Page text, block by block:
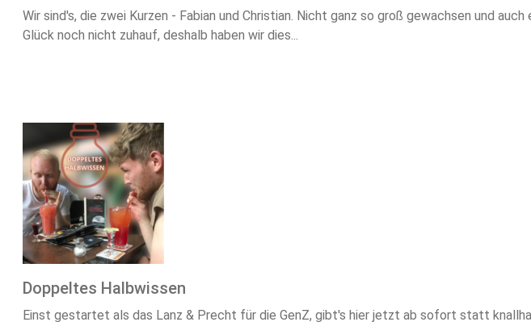
Wir sind's, die zwei Kurzen - Fabian und Christian. Nicht ganz so groß gewachsen und
Glück noch nicht zuhauf, deshalb haben wir dies...
Doppeltes Halbwissen
Einst gestartet als das Lanz & Precht für die GenZ, gibt's hier jetzt ab sofort statt